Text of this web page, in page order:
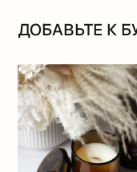
ДОБАВЬТЕ К